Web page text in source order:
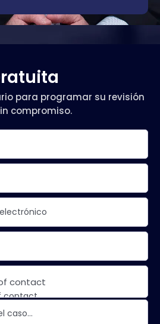
para programar su revisión
compromiso.
contact
contact